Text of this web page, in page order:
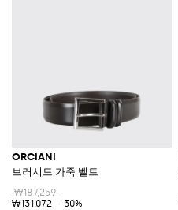
ORCIANI
브러시드 가죽 벨트
₩187,259
₩131,072
-30%